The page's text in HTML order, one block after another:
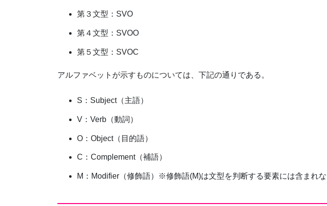
第３文型：SVO
第４文型：SVOO
第５文型：SVOC
アルファベットが示すものについては、下記の通りである。
S：Subject（主語）
V：Verb（動詞）
O：Object（目的語）
C：Complement（補語）
M：Modifier（修飾語）※修飾語(M)は文型を判断する要素には含まれな